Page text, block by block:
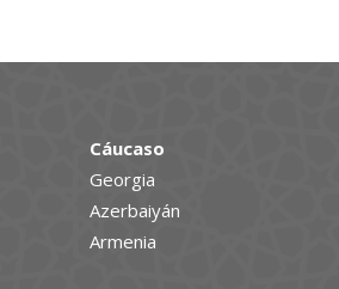
Cáucaso
Georgia
Azerbaiyán
Armenia